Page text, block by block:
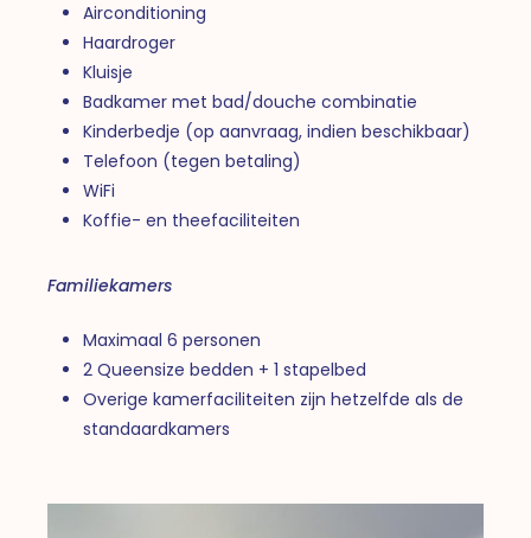
Airconditioning
Haardroger
Kluisje
Badkamer met bad/douche combinatie
Kinderbedje (op aanvraag, indien beschikbaar)
Telefoon (tegen betaling)
WiFi
Koffie- en theefaciliteiten
Familiekamers
Maximaal 6 personen
2 Queensize bedden + 1 stapelbed
Overige kamerfaciliteiten zijn hetzelfde als de
standaardkamers